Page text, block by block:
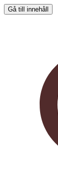
Gå till innehåll